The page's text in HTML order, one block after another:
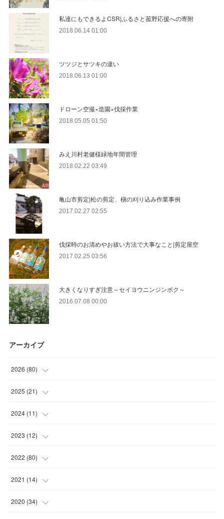
私達にもできるよCSR|ふるさと菰野応援への寄附
2018.06.14 01:00
ツツジとサツキの違い
2018.06.13 01:00
ドローン空撮×造園×伐採作業
2018.05.05 01:50
みえ川村老健様緑地年間管理
2018.02.22 03:49
亀山市剪定|松の剪定、槇の刈り込み作業事例
2017.02.27 02:55
伐採時のお清めやお祓い方法で大事なこと|剪定屋空
2017.02.25 03:56
大きくなりすぎ注意～セイヨウニンジンボク～
2016.07.08 00:00
アーカイブ
2026 (80)
(11 )
(30 )
(23
(10
2025 (21)
(2
(9
(7
(3
2024 (11)
(1
(5
(5
2023 (12)
(5
(7
2022 (80)
(17 )
(8
2021 (14)
(1
2020 (34)